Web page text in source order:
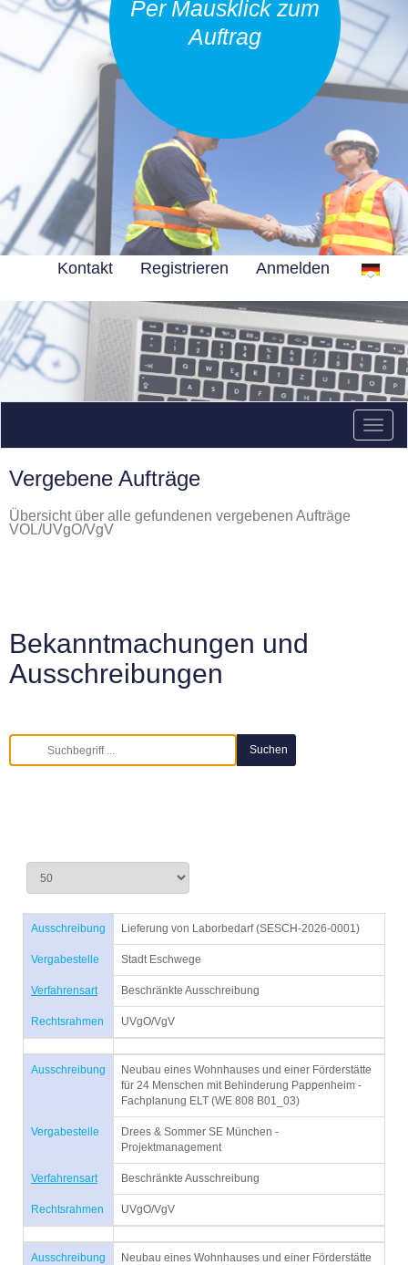
Per Mausklick zum
Auftrag
Kontakt Registrieren Anmelden
Vergebene Aufträge
Übersicht über alle gefundenen vergebenen Aufträge
VOL/UVgO/VgV
Bekanntmachungen und
Ausschreibungen
Ausschreibung Lieferung von Laborbedarf (SESCH-2026-0001)
Vergabestelle Stadt Eschwege
Verfahrensart Beschränkte Ausschreibung
Rechtsrahmen UVgO/VgV
Ausschreibung
Neubau eines Wohnhauses und einer Förderstätte
für 24 Menschen mit Behinderung Pappenheim -
Fachplanung ELT (WE 808 B01_03)
Vergabestelle
Drees & Sommer SE München -
Projektmanagement
Verfahrensart Beschränkte Ausschreibung
Rechtsrahmen UVgO/VgV
Ausschreibung
Neubau eines Wohnhauses und einer Förderstätte